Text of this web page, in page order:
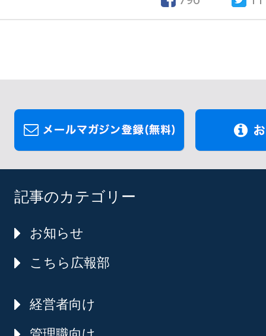
記事のカテゴリー
お知らせ
こちら広報部
経営者向け